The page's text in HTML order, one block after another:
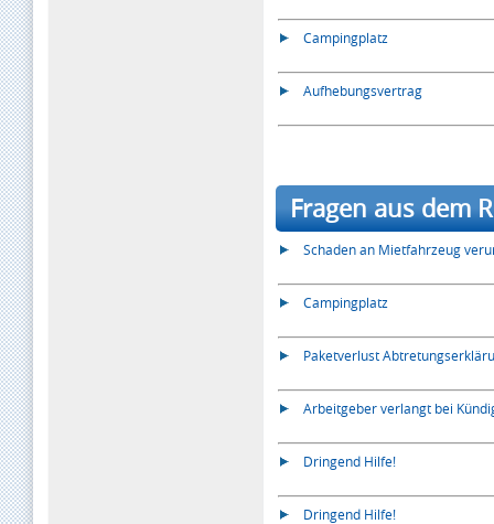
Campingplatz
Aufhebungsvertrag
Fragen aus dem
Schaden an Mietfahrzeug
Campingplatz
Paketverlust
Arbeitgeber verlangt bei
Dringend Hilfe!
Dringend Hilfe!